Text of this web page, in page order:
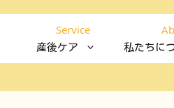
Service
産後ケア 私たちに